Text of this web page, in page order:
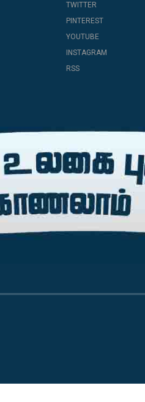
TWITTER
PINTEREST
YOUTUBE
INSTAGRAM
RSS